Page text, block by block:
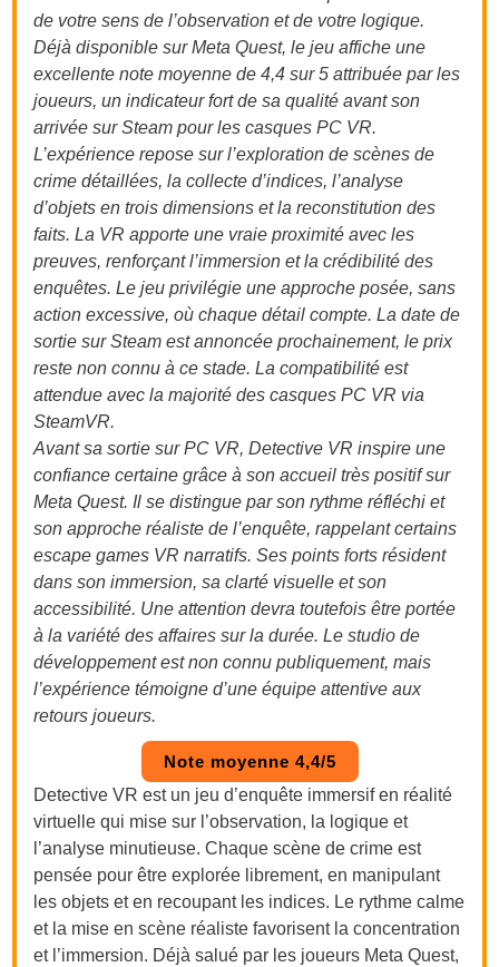
de votre sens de l’observation et de votre logique.
Déjà disponible sur Meta Quest, le jeu affiche une
excellente note moyenne de 4,4 sur 5 attribuée par les
joueurs, un indicateur fort de sa qualité avant son
arrivée sur Steam pour les casques PC VR.
L’expérience repose sur l’exploration de scènes de
crime détaillées, la collecte d’indices, l’analyse
d’objets en trois dimensions et la reconstitution des
faits. La VR apporte une vraie proximité avec les
preuves, renforçant l’immersion et la crédibilité des
enquêtes. Le jeu privilégie une approche posée, sans
action excessive, où chaque détail compte. La date de
sortie sur Steam est annoncée prochainement, le prix
reste non connu à ce stade. La compatibilité est
attendue avec la majorité des casques PC VR via
SteamVR.
Avant sa sortie sur PC VR, Detective VR inspire une
confiance certaine grâce à son accueil très positif sur
Meta Quest. Il se distingue par son rythme réfléchi et
son approche réaliste de l’enquête, rappelant certains
escape games VR narratifs. Ses points forts résident
dans son immersion, sa clarté visuelle et son
accessibilité. Une attention devra toutefois être portée
à la variété des affaires sur la durée. Le studio de
développement est non connu publiquement, mais
l’expérience témoigne d’une équipe attentive aux
retours joueurs.
Note moyenne 4,4/5
Detective VR est un jeu d’enquête immersif en réalité
virtuelle qui mise sur l’observation, la logique et
l’analyse minutieuse. Chaque scène de crime est
pensée pour être explorée librement, en manipulant
les objets et en recoupant les indices. Le rythme calme
et la mise en scène réaliste favorisent la concentration
et l’immersion. Déjà salué par les joueurs Meta Quest,